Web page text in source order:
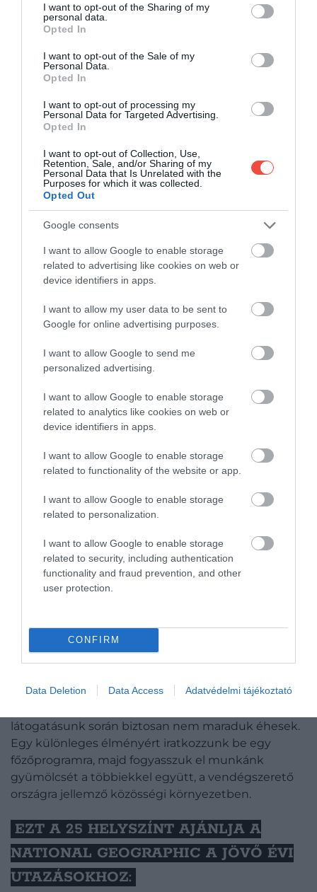
not limited to your visit or usage behaviour. You may click to
grant or deny consent to Google and its third-party tags to
use your data for below specified purposes in below Google
consent section.
I want to opt-out of the Sharing of my
personal data.
Opted In
I want to opt-out of the Sale of my
Personal Data.
Opted In
I want to opt-out of processing my
Personal Data for Targeted Advertising.
Opted In
I want to opt-out of Collection, Use,
Retention, Sale, and/or Sharing of my
Personal Data that Is Unrelated with the
Purposes for which it was collected.
Opted Out
Google consents
I want to allow Google to enable storage
related to advertising like cookies on web or
device identifiers in apps.
I want to allow my user data to be sent to
Google for online advertising purposes.
I want to allow Google to send me
personalized advertising.
I want to allow Google to enable storage
related to analytics like cookies on web or
device identifiers in apps.
I want to allow Google to enable storage
related to functionality of the website or app.
I want to allow Google to enable storage
related to personalization.
I want to allow Google to enable storage
related to security, including authentication
functionality and fraud prevention, and other
user protection.
CONFIRM
Data Deletion Data Access Adatvédelmi tájékoztató
Belmond (@belmond) által megosztott bejegyzés
Amennyiben egy kis fényűzésre vágynánk, akkor a
Expressluxusjáratai is felkerültek a listára. A 15
kocsiból álló szerelvényen a pazar hálókocsik
látványkocsi is helyet kapott, ahonnan bármelyik
utas megcsodálhatja az ország mesés természeti
Ők például az Eastern & Oriental Expresszel is
Budapesten a föld körüli luxusvonat
Szenegáltérdemes feltenniük térképükre, hiszen
az egykori francia gyarmatországban a Wolof és a
ételnek számító, rizses-zöldséges ceebu jënt vagy
látogatásunk során biztosan nem maraduk éhesek.
Egy különleges élményért iratkozzunk be egy
főzőprogramra, majd fogyasszuk el munkánk
gyümölcsét a többiekkel együtt, a vendégszerető
országra jellemző közösségi környezetben.
EZT A 25 HELYSZÍNT AJÁNLJA A
NATIONAL GEOGRAPHIC A JÖVŐ ÉVI
UTAZÁSOKHOZ: